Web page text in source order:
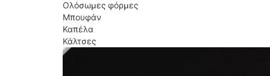
Ολόσωμες φόρμες
Μπουφάν
Καπέλα
Κάλτσες